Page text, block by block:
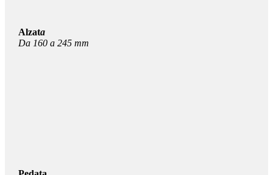
Alzata
Da 160 a 245 mm